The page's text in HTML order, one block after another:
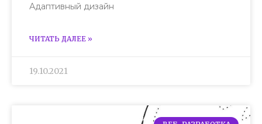
Адаптивный дизайн
ЧИТАТЬ ДАЛЕЕ »
19.10.2021